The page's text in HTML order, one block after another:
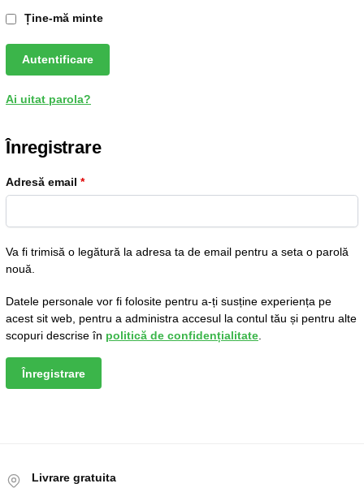
Ține-mă minte
Autentificare
Ai uitat parola?
Înregistrare
Adresă email *
Va fi trimisă o legătură la adresa ta de email pentru a seta o parolă
nouă.
Datele personale vor fi folosite pentru a-ți susține experiența pe
acest sit web, pentru a administra accesul la contul tău și pentru alte
scopuri descrise în politică de confidențialitate
Înregistrare
Livrare gratuita